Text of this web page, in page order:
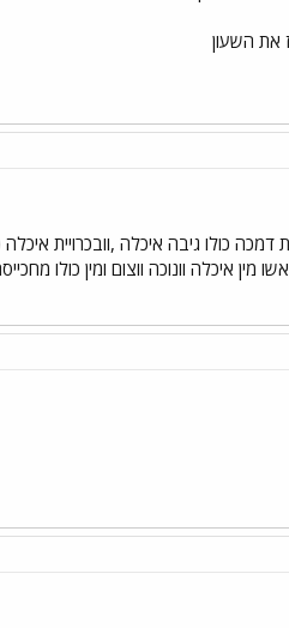
את השעון
דמכה כולו גיבה איכלה ,וובכרויית
איכלה וונוכה ווצום ומין כולו